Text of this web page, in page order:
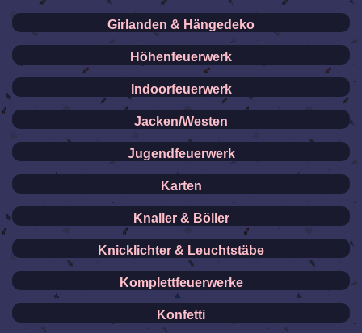
Girlanden & Hängedeko
Höhenfeuerwerk
Indoorfeuerwerk
Jacken/Westen
Jugendfeuerwerk
Karten
Knaller & Böller
Knicklichter & Leuchtstäbe
Komplettfeuerwerke
Konfetti